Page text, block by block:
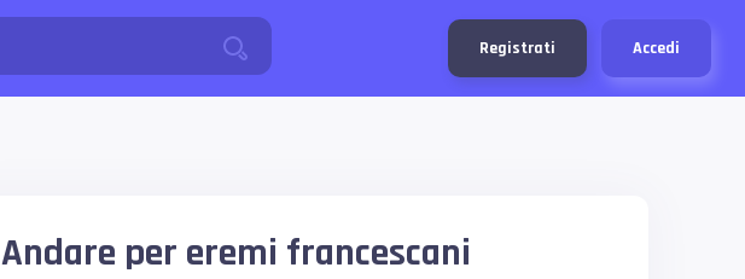
Registrati Accedi
Andare per eremi francescani